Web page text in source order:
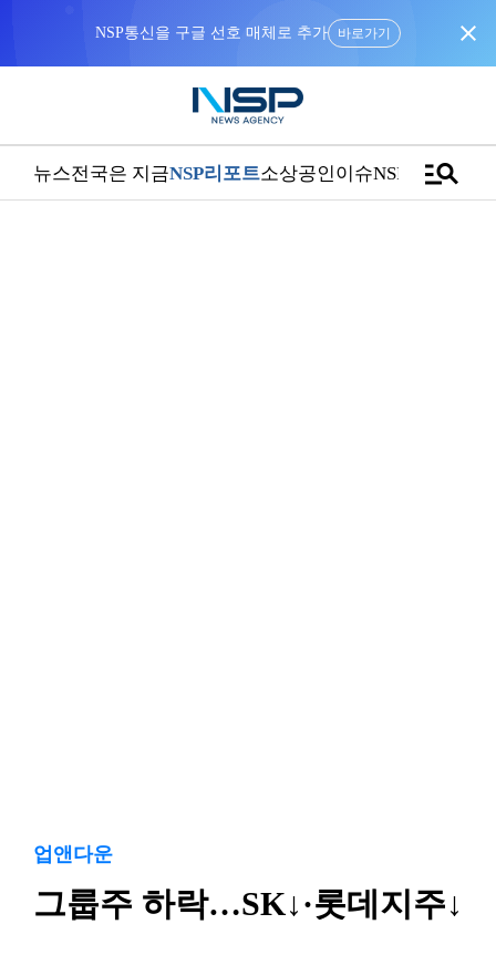
NSP통신을 구글 선호 매체로 추가 바로가기 close
뉴스전국은 지금NSP리포트소상공인이슈NSPTVmanage_search
업앤다운
그룹주 하락…SK↓·롯데지주↓